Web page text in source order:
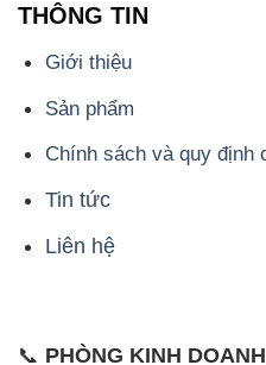
THÔNG TIN
Giới thiệu
Sản phẩm
Chính sách và quy định
Tin tức
Liên hệ
📞 PHÒNG KINH